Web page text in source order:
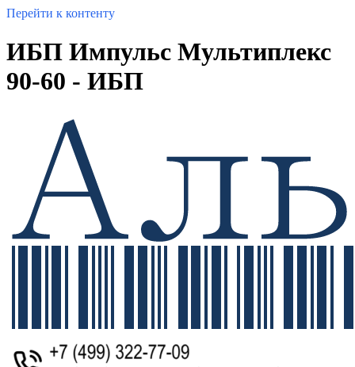
Перейти к контенту
ИБП Импульс Мультиплекс
90-60 - ИБП